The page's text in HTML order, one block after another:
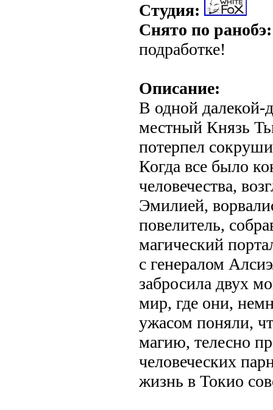
Студия:
Снято по ранобэ:
подработке!
Описание:
В одной далекой-
местный Князь
потерпел
Когда все было
человечества,
Эмилией,
повелитель,
магический
с генералом
забросила двух
мир, где они,
ужасом поняли,
магию, телесно
человеческих
жизнь в Токио